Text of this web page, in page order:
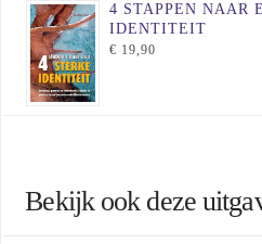
4 STAPPEN NAAR
IDENTITEIT
€ 19,90
Bekijk ook deze